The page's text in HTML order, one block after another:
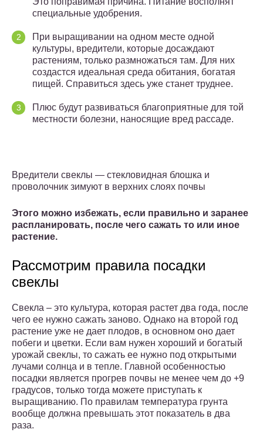
специальные удобрения.
При выращивании на одном месте одной
культуры, вредители, которые досаждают
растениям, только размножаться там. Для них
создастся идеальная среда обитания, богатая
пищей. Справиться здесь уже станет труднее.
Плюс будут развиваться благоприятные для той
местности болезни, наносящие вред рассаде.
Вредители свеклы — стекловидная блошка и
проволочник зимуют в верхних слоях почвы
Этого можно избежать, если правильно и заранее
распланировать, после чего сажать то или иное
растение.
Рассмотрим правила посадки
свеклы
Свекла – это культура, которая растет два года, после
чего ее нужно сажать заново. Однако на второй год
растение уже не дает плодов, в основном оно дает
побеги и цветки. Если вам нужен хороший и богатый
урожай свеклы, то сажать ее нужно под открытыми
лучами солнца и в тепле. Главной особенностью
посадки является прогрев почвы не менее чем до +9
градусов, только тогда можете приступать к
выращиванию. По правилам температура грунта
вообще должна превышать этот показатель в два
раза.